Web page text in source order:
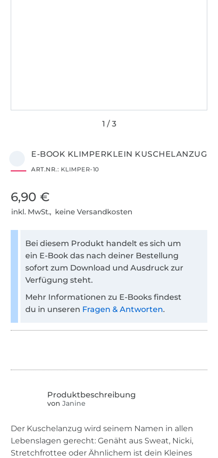
E-BOOK KLIMPERKLEIN KUSCHELANZUG
ART.NR.: KLIMPER-10
6,90 €
inkl. MwSt., keine Versandkosten
Bei diesem Produkt handelt es sich um
ein E-Book das nach deiner Bestellung
sofort zum Download und Ausdruck zur
Verfügung steht.
Mehr Informationen zu E-Books findest
du in unseren Fragen & Antworten.
von Janine
Der Kuschelanzug wird seinem Namen in allen
Lebenslagen gerecht: Genäht aus Sweat, Nicki,
Stretchfrottee oder Ähnlichem ist dein Kleines